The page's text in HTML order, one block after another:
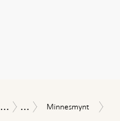
Sedlar
... Mynt
... Minnesmynt
Minnesmynt